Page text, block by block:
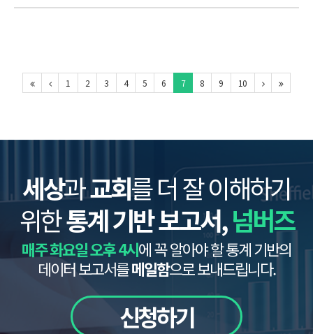
1 2 3 4 5 6 7 8 9 10
세상과교회를 더 잘 이해하기
위한통계 기반 보고서,넘버즈
매주 화요일 오후 4시에 꼭 알아야 할 통계 기반의
데이터 보고서를메일함으로 보내드립니다.
신청하기